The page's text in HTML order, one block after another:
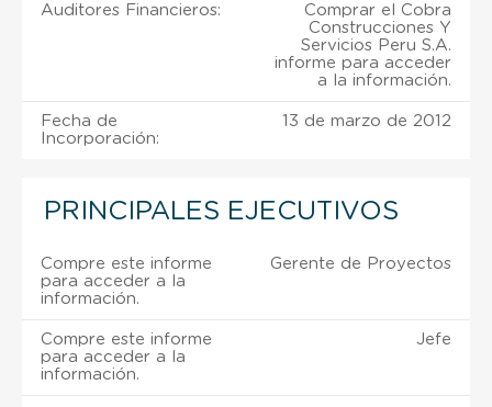
Auditores Financieros:
Comprar el Cobra
Construcciones Y
Servicios Peru S.A.
informe para acceder
a la información.
Fecha de
Incorporación:
13 de marzo de 2012
PRINCIPALES EJECUTIVOS
Compre este informe
para acceder a la
información.
Gerente de Proyectos
Compre este informe
para acceder a la
información.
Jefe